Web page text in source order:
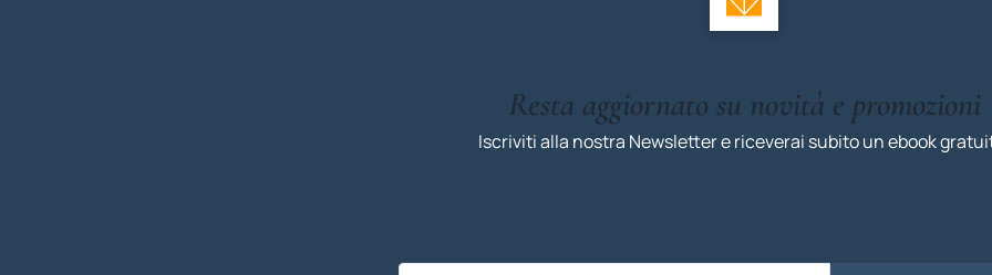
Resta aggiornato su novità e promozioni
Iscriviti alla nostra Newsletter e riceverai subito un ebook